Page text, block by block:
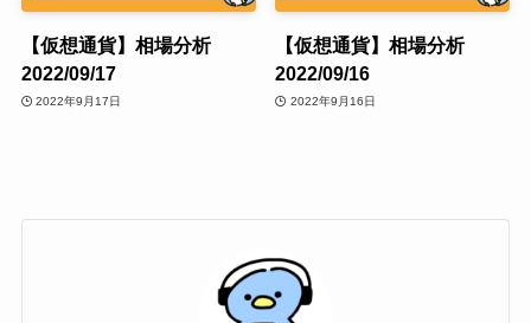
【仮想通貨】相場分析
2022/09/17
2022年9月17日
【仮想通貨】相場分析
2022/09/16
2022年9月16日